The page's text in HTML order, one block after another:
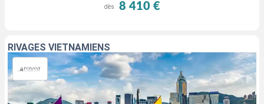
dès 8 410 €
RIVAGES VIETNAMIENS